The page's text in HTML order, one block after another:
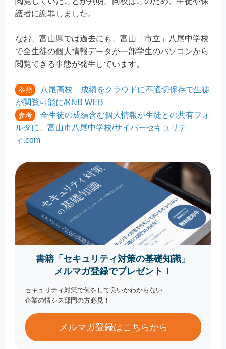
護者に謝罪しました。
なお、富山県では過去にも、富山「市立」八尾中学校
で全生徒の個人情報データが一部学生のパソコンから
閲覧できる事態が発生しています。
参照
八尾高校 成績をクラウドに不適切保存で生徒
が閲覧可能に/KNB WEB
参考
全生徒の成績含む個人情報が生徒との共有フォ
ルダに、富山市八尾中学校/サイバーセキュリテ
ィ.com
書籍「セキュリティ対策の基礎知識」
メルマガ登録でプレゼント！
セキュリティ対策で何をして良いかわからない
企業の情シス部門の方必見！
メルマガ登録はこちらから